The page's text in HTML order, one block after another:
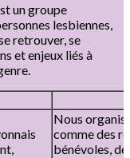
un groupe
lesbiennes,
retrouver, se
et enjeux liés à
Nous
comme des
bénévoles,